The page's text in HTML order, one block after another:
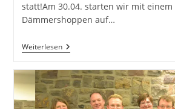
statt!Am 30.04. starten wir mit
Dämmershoppen auf…
WeiterlesenDämmer-
Und
2023